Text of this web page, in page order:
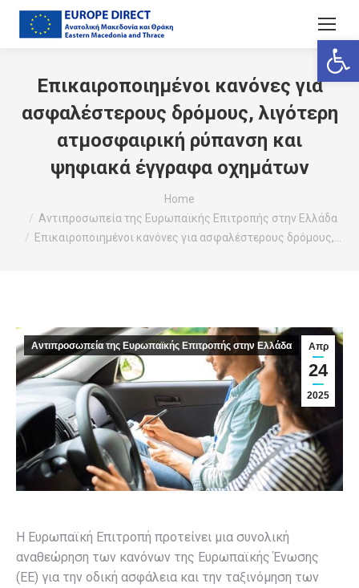
Επικαιροποιημένοι κανόνες για
ασφαλέστερους δρόμους, λιγότερη
ατμοσφαιρική ρύπανση και
ψηφιακά έγγραφα οχημάτων
Home
Αντιπροσωπεία της Ευρωπαϊκής Επιτροπής στην Ελλάδα
Επικαιροποιημένοι κανόνες για ασφαλέστερους δρόμους,…
Απρ
24
2025
Αντιπροσωπεία της Ευρωπαϊκής Επιτροπής στην Ελλάδα
Η Ευρωπαϊκή Επιτροπή προτείνει μια συνολική
αναθεώρηση των κανόνων της Ευρωπαϊκής Ένωσης
(ΕΕ) για την οδική ασφάλεια και την ταξινόμηση των